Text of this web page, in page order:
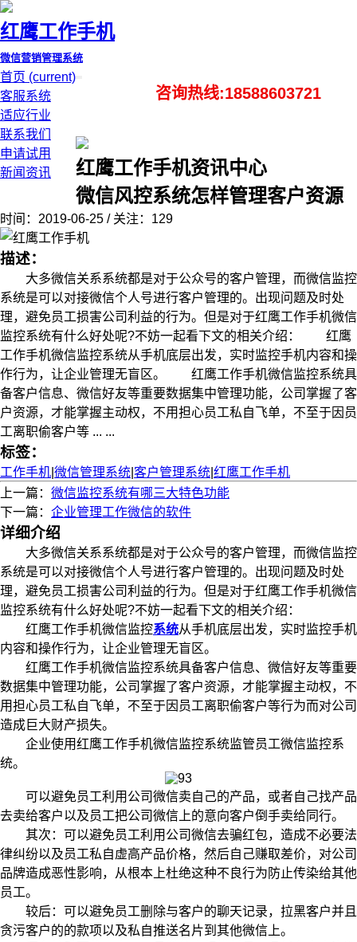
红鹰工作手机
微信营销管理系统
首页 (current)
客服系统
适应行业
联系我们
申请试用
新闻资讯
咨询热线:18588603721
红鹰工作手机资讯中心
微信风控系统怎样管理客户资源
时间：2019-06-25 / 关注：129
描述：
大多微信关系系统都是对于公众号的客户管理，而微信监控
系统是可以对接微信个人号进行客户管理的。出现问题及时处
理，避免员工损害公司利益的行为。但是对于红鹰工作手机微信
监控系统有什么好处呢?不妨一起看下文的相关介绍： 红鹰
工作手机微信监控系统从手机底层出发，实时监控手机内容和操
作行为，让企业管理无盲区。 红鹰工作手机微信监控系统具
备客户信息、微信好友等重要数据集中管理功能，公司掌握了客
户资源，才能掌握主动权，不用担心员工私自飞单，不至于因员
工离职偷客户等 ... ...
标签：
工作手机 微信管理系统 客户管理系统 红鹰工作手机
上一篇： 微信监控系统有哪三大特色功能
下一篇： 企业管理工作微信的软件
详细介绍
大多微信关系系统都是对于公众号的客户管理，而微信监控
系统是可以对接微信个人号进行客户管理的。出现问题及时处
理，避免员工损害公司利益的行为。但是对于红鹰工作手机微信
监控系统有什么好处呢?不妨一起看下文的相关介绍：
红鹰工作手机微信监控系统从手机底层出发，实时监控手机
内容和操作行为，让企业管理无盲区。
红鹰工作手机微信监控系统具备客户信息、微信好友等重要
数据集中管理功能，公司掌握了客户资源，才能掌握主动权，不
用担心员工私自飞单，不至于因员工离职偷客户等行为而对公司
造成巨大财产损失。
企业使用红鹰工作手机微信监控系统监管员工微信监控系
统。
可以避免员工利用公司微信卖自己的产品，或者自己找产品
去卖给客户以及员工把公司微信上的意向客户倒手卖给同行。
其次：可以避免员工利用公司微信去骗红包，造成不必要法
律纠纷以及员工私自虚高产品价格，然后自己赚取差价，对公司
品牌造成恶性影响，从根本上杜绝这种不良行为防止传染给其他
员工。
较后：可以避免员工删除与客户的聊天记录，拉黑客户并且
贪污客户的的款项以及私自推送名片到其他微信上。